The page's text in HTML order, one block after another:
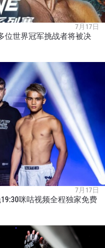
7月17日
位世界冠军挑战者将被决
7月17日
咪咕视频全程独家免费